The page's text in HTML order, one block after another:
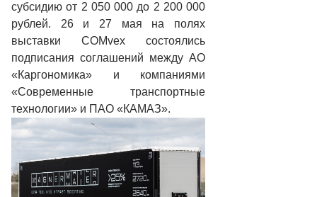
субсидию от 2 050 000 до 2 200 000
рублей. 26 и 27 мая на полях
выставки COMvex состоялись
подписания соглашений между АО
«Каргономика» и компаниями
«Современные транспортные
технологии» и ПАО «КАМАЗ».